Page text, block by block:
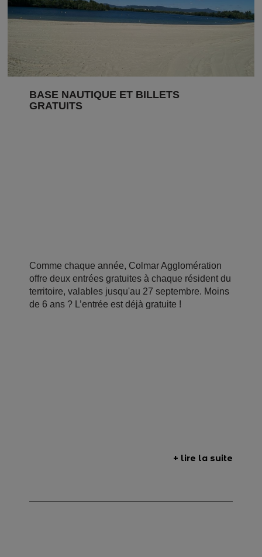
BASE NAUTIQUE ET BILLETS
GRATUITS
Comme chaque année, Colmar Agglomération
offre deux entrées gratuites à chaque résident du
territoire, valables jusqu'au 27 septembre. Moins
de 6 ans ? L’entrée est déjà gratuite !
+ lire la suite